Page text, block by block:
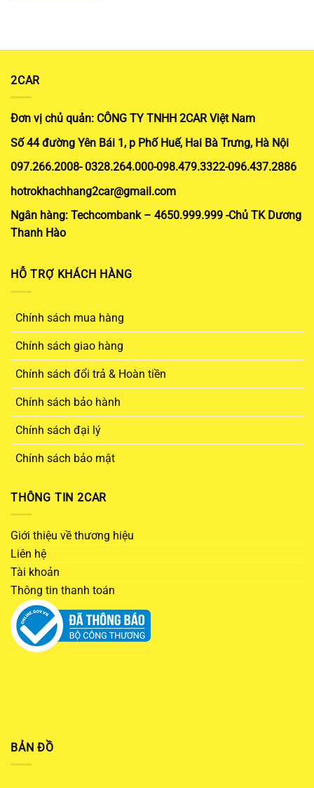
2CAR
Đơn vị chủ quản: CÔNG TY TNHH 2CAR Việt Nam
Số 44 đường Yên Bái 1, p Phố Huế, Hai Bà Trưng, Hà Nội
097.266.2008- 0328.264.000-098.479.3322-096.437.2886
hotrokhachhang2car@gmail.com
Ngân hàng: Techcombank – 4650.999.999 -Chủ TK Dương
Thanh Hào
HỖ TRỢ KHÁCH HÀNG
Chính sách mua hàng
Chính sách giao hàng
Chính sách đổi trả & Hoàn tiền
Chính sách bảo hành
Chính sách đại lý
Chính sách bảo mật
THÔNG TIN 2CAR
Giới thiệu về thương hiệu
Liên hệ
Tài khoản
Thông tin thanh toán
BẢN ĐỒ